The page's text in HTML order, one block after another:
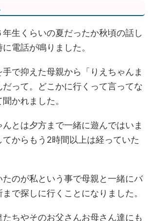
生くらいの夏だったか秋頃の話し
電話が鳴りました。
で抑えた母親から「りえちゃんま
だって。どこかに行くって言ってな
かれました。
とは夕方まで一緒に遊んではいま
てからもう2時間以上は経っていた
のが私という事で母親と一緒にバ
で探しに行くことになりました。
ちやそのお父さんお母さん達にも